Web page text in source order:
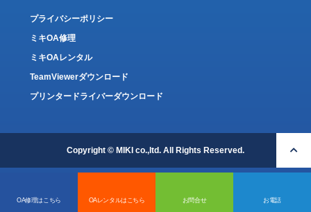
プライバシーポリシー
ミキOA修理
ミキOAレンタル
TeamViewerダウンロード
プリンタードライバーダウンロード
Copyright © MIKI co.,ltd. All Rights Reserved.
OA修理はこちら OAレンタルはこちら お問合せ お電話